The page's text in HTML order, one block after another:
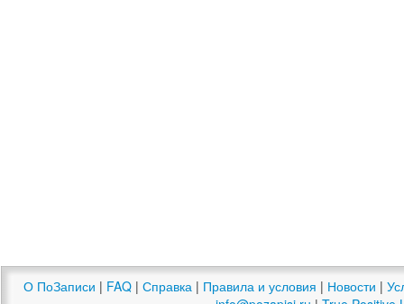
О ПоЗаписи | FAQ | Справка | Правила и условия | Новости |